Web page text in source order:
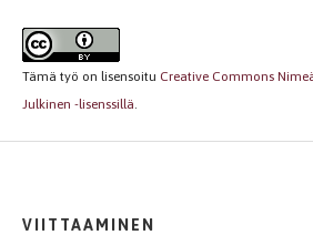
Tämä työ on lisensoitu Creative Commons
Julkinen -lisenssillä.
VIITTAAMINEN